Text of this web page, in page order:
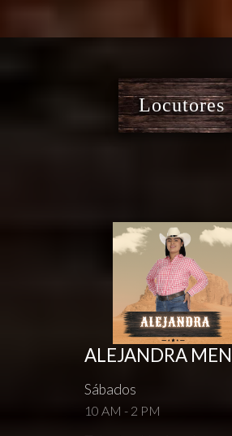
Locutores
ALEJANDRA
Sábados
10 AM - 2 PM